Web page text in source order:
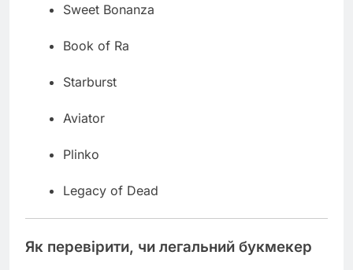
Sweet Bonanza
Book of Ra
Starburst
Aviator
Plinko
Legacy of Dead
Як перевірити, чи легальний букмекер